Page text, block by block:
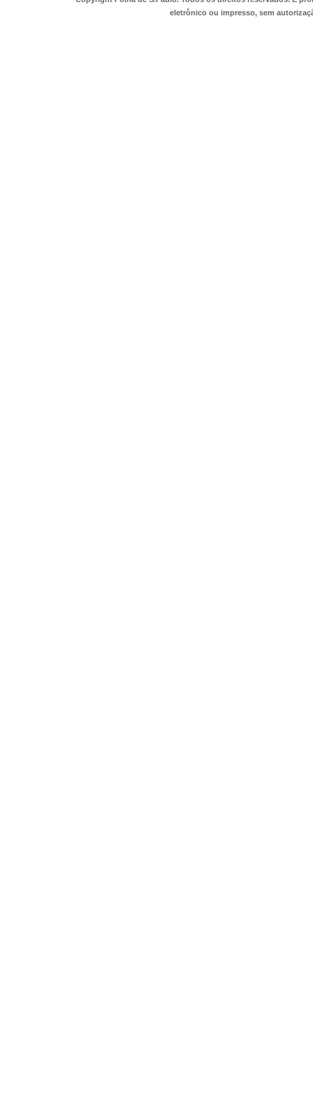
eletrônico ou impresso, sem